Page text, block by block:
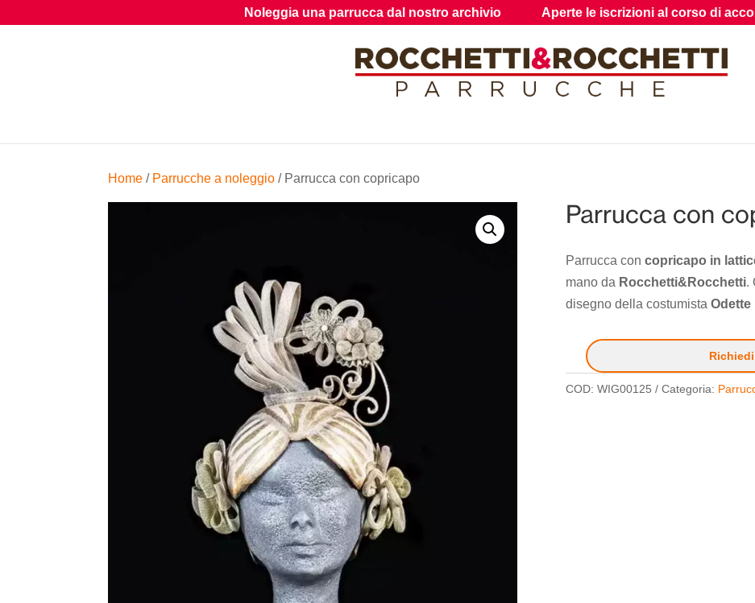
Home / Parrucche a noleggio / Parrucca con copricapo
Parrucca con
Parrucca con copricapo in
mano da Rocchetti&Rocchetti.
disegno della costumista Odette
COD: WIG00125 Categoria:
Noleggia una parrucca dal nostro archivio Aperte le iscrizioni al corso di acconciatura Shop: